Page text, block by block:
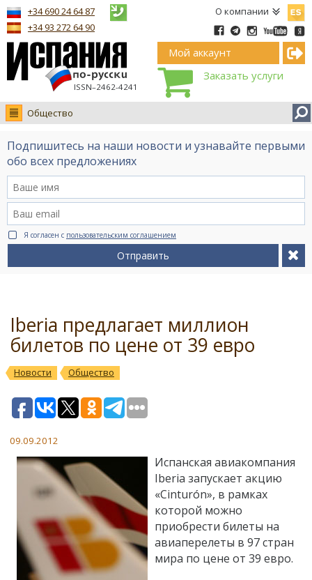
О компании
ISSN–2462-4241
+34 690 24 64 87
+34 93 272 64 90
Мой аккаунт
Заказать услуги
Общество
Новости
Интервью
Видео Ruso.TV
BCN life
Сервис на немецком
Подпишитесь на наши новости и узнавайте первыми
обо всех предложениях
Я согласен с пользовательским соглашением
Отправить
Iberia предлагает миллион
билетов по цене от 39 евро
Новости Общество
09.09.2012
Испанская авиакомпания
Iberia запускает акцию
«Cinturón», в рамках
которой можно
приобрести билеты на
авиаперелеты в 97 стран
мира по цене от 39 евро.